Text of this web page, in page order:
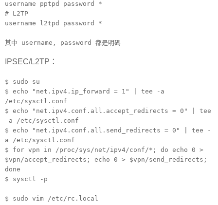
username pptpd password *
# L2TP
username l2tpd password *
其中 username, password 都是明碼
IPSEC/L2TP：
$ sudo su
$ echo "net.ipv4.ip_forward = 1" | tee -a
/etc/sysctl.conf
$ echo "net.ipv4.conf.all.accept_redirects = 0" | tee
-a /etc/sysctl.conf
$ echo "net.ipv4.conf.all.send_redirects = 0" | tee -
a /etc/sysctl.conf
$ for vpn in /proc/sys/net/ipv4/conf/*; do echo 0 >
$vpn/accept_redirects; echo 0 > $vpn/send_redirects;
done
$ sysctl -p
$ sudo vim /etc/rc.local